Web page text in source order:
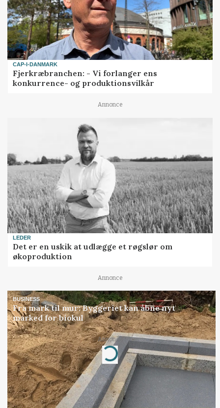
CAP-I-DANMARK
Fjerkræbranchen: - Vi forlanger ens
konkurrence- og produktionsvilkår
Annonce
LEDER
Det er en uskik at udlægge et røgslør om
økoproduktion
Annonce
BUSINESS
Fra mark til mur: Byggeriet kan åbne nyt
marked for biokul
Annonce
Loading...
Jobs